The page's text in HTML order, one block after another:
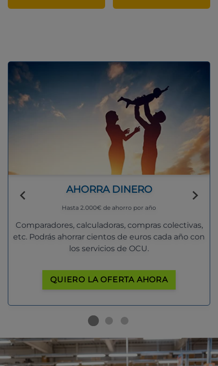
AHORRA DINERO
Hasta 2.000€ de ahorro por año
Comparadores, calculadoras, compras colectivas,
etc. Podrás ahorrar cientos de euros cada año con
los servicios de OCU.
QUIERO LA OFERTA AHORA